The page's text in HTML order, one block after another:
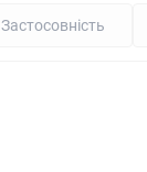
Застосовність